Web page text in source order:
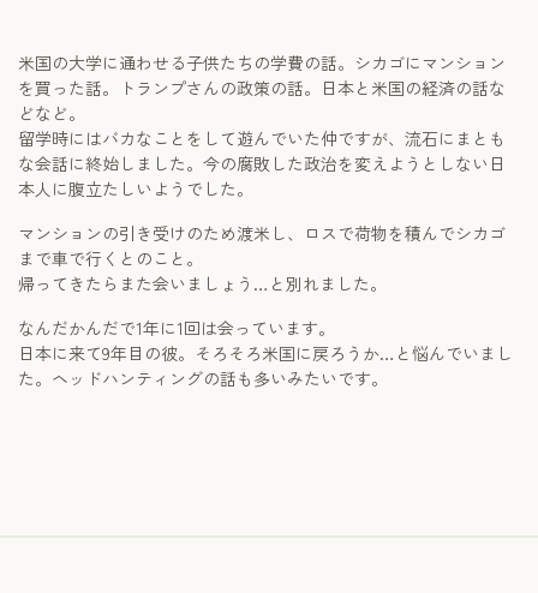
米国の大学に通わせる子供たちの学費の話。シカゴにマンション
を買った話。トランプさんの政策の話。日本と米国の経済の話な
どなど。
留学時にはバカなことをして遊んでいた仲ですが、流石にまとも
な会話に終始しました。今の腐敗した政治を変えようとしない日
本人に腹立たしいようでした。
マンションの引き受けのため渡米し、ロスで荷物を積んでシカゴ
まで車で行くとのこと。
帰ってきたらまた会いましょう…と別れました。
なんだかんだで1年に1回は会っています。
日本に来て9年目の彼。そろそろ米国に戻ろうか…と悩んでいまし
た。ヘッドハンティングの話も多いみたいです。